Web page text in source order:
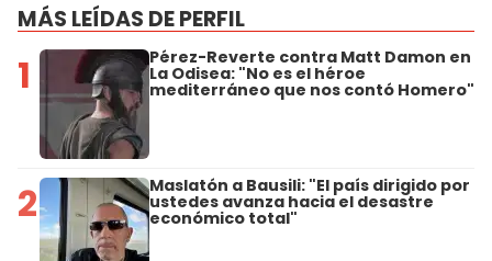
MÁS LEÍDAS DE PERFIL
1 Pérez-Reverte contra Matt Damon en
La Odisea: "No es el héroe
mediterráneo que nos contó Homero"
2 Maslatón a Bausili: "El país dirigido por
ustedes avanza hacia el desastre
económico total"